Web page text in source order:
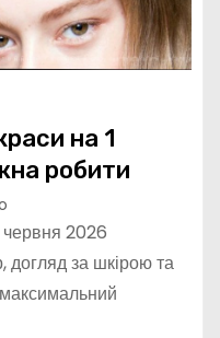
на 1
робити
червня 2026
догляд за шкірою та